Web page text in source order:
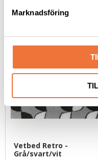
Marknadsföring
Senaste
Vetbed Retro -
Grå/svart/vit